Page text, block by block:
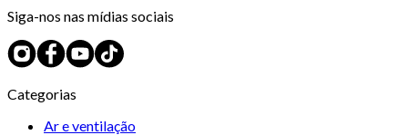
Siga-nos nas mídias sociais
Categorias
Ar e ventilação